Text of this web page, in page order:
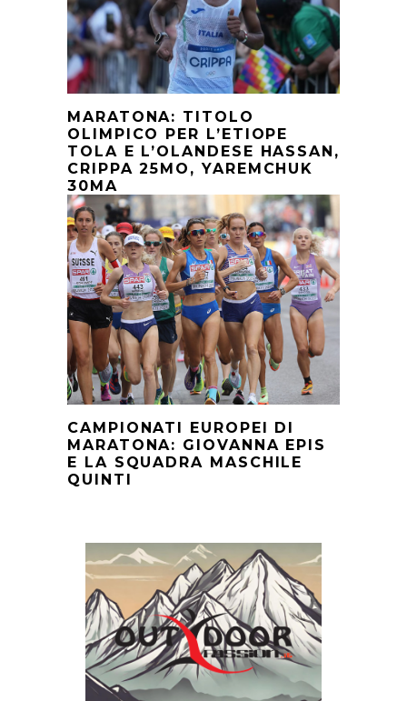
MARATONA: TITOLO
OLIMPICO PER L’ETIOPE
TOLA E L’OLANDESE HASSAN,
CRIPPA 25MO, YAREMCHUK
30MA
CAMPIONATI EUROPEI DI
MARATONA: GIOVANNA EPIS
E LA SQUADRA MASCHILE
QUINTI